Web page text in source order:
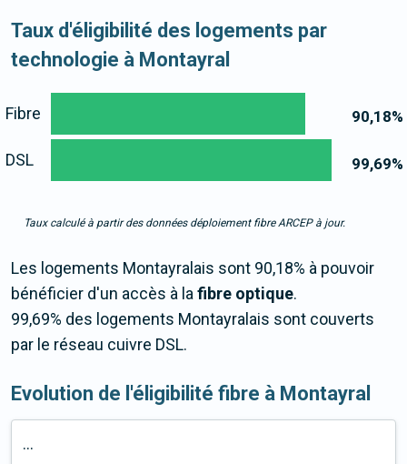
Taux d'éligibilité des logements par
technologie à Montayral
90,18%
99,69%
Fibre
DSL
Taux calculé à partir des données déploiement fibre ARCEP à jour.
Les logements Montayralais sont 90,18% à pouvoir
bénéficier d'un accès à lafibre optique.
99,69% des logements Montayralais sont couverts
par le réseau cuivre DSL.
Evolution de l'éligibilité fibre à Montayral
...